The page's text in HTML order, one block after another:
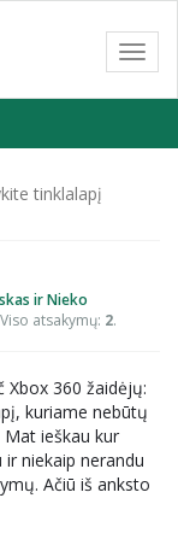
tinklalapį
ir Nieko
atsakymų: 2.
Xbox 360 žaidėjų:
kuriame nebūtų
ieškau kur
niekaip nerandu
Ačiū iš anksto